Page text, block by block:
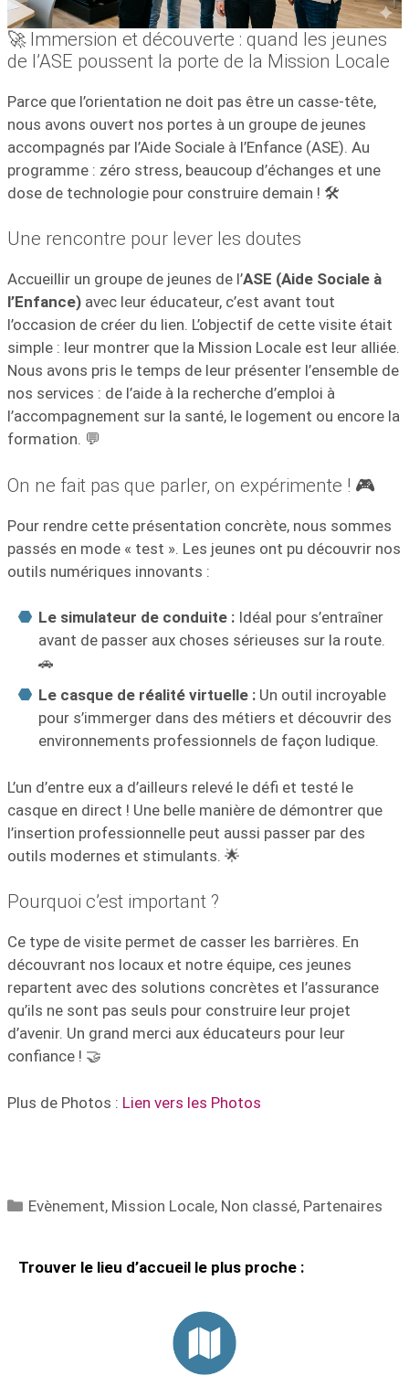
🚀 Immersion et découverte : quand les jeunes
de l’ASE poussent la porte de la Mission Locale
Parce que l’orientation ne doit pas être un casse-tête,
nous avons ouvert nos portes à un groupe de jeunes
accompagnés par l’Aide Sociale à l’Enfance (ASE). Au
programme : zéro stress, beaucoup d’échanges et une
dose de technologie pour construire demain ! 🛠️
Une rencontre pour lever les doutes
Accueillir un groupe de jeunes de l’ASE (Aide Sociale à
l’Enfance) avec leur éducateur, c’est avant tout
l’occasion de créer du lien. L’objectif de cette visite était
simple : leur montrer que la Mission Locale est leur alliée.
Nous avons pris le temps de leur présenter l’ensemble de
nos services : de l’aide à la recherche d’emploi à
l’accompagnement sur la santé, le logement ou encore la
formation. 💬
On ne fait pas que parler, on expérimente ! 🎮
Pour rendre cette présentation concrète, nous sommes
passés en mode « test ». Les jeunes ont pu découvrir nos
outils numériques innovants :
Le simulateur de conduite : Idéal pour s’entraîner
avant de passer aux choses sérieuses sur la route.
🚗
Le casque de réalité virtuelle : Un outil incroyable
pour s’immerger dans des métiers et découvrir des
environnements professionnels de façon ludique.
L’un d’entre eux a d’ailleurs relevé le défi et testé le
casque en direct ! Une belle manière de démontrer que
l’insertion professionnelle peut aussi passer par des
outils modernes et stimulants. 🌟
Pourquoi c’est important ?
Ce type de visite permet de casser les barrières. En
découvrant nos locaux et notre équipe, ces jeunes
repartent avec des solutions concrètes et l’assurance
qu’ils ne sont pas seuls pour construire leur projet
d’avenir. Un grand merci aux éducateurs pour leur
confiance ! 🤝
Plus de Photos : Lien vers les Photos
Evènement, Mission Locale, Non classé, Partenaires
Trouver le lieu d’accueil le plus proche :